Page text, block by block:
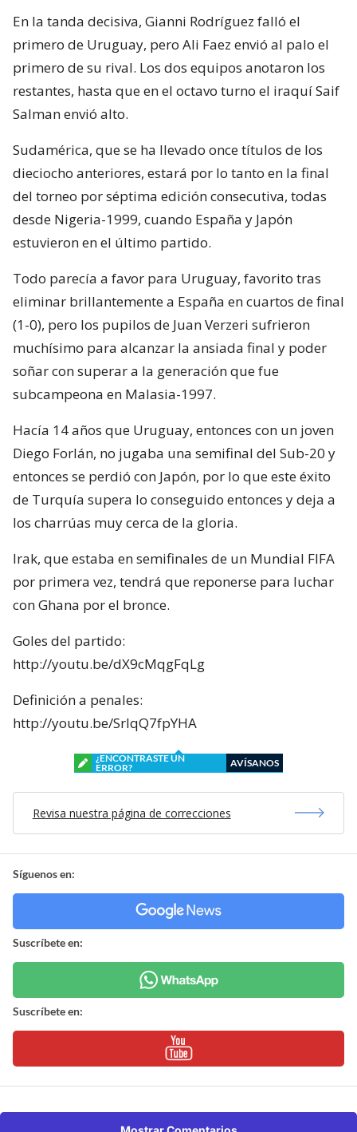
En la tanda decisiva, Gianni Rodríguez falló el
primero de Uruguay, pero Ali Faez envió al palo el
primero de su rival. Los dos equipos anotaron los
restantes, hasta que en el octavo turno el iraquí Saif
Salman envió alto.
Sudamérica, que se ha llevado once títulos de los
dieciocho anteriores, estará por lo tanto en la final
del torneo por séptima edición consecutiva, todas
desde Nigeria-1999, cuando España y Japón
estuvieron en el último partido.
Todo parecía a favor para Uruguay, favorito tras
eliminar brillantemente a España en cuartos de final
(1-0), pero los pupilos de Juan Verzeri sufrieron
muchísimo para alcanzar la ansiada final y poder
soñar con superar a la generación que fue
subcampeona en Malasia-1997.
Hacía 14 años que Uruguay, entonces con un joven
Diego Forlán, no jugaba una semifinal del Sub-20 y
entonces se perdió con Japón, por lo que este éxito
de Turquía supera lo conseguido entonces y deja a
los charrúas muy cerca de la gloria.
Irak, que estaba en semifinales de un Mundial FIFA
por primera vez, tendrá que reponerse para luchar
con Ghana por el bronce.
Goles del partido:
http://youtu.be/dX9cMqgFqLg
Definición a penales:
http://youtu.be/SrIqQ7fpYHA
¿ENCONTRASTE UN
ERROR?
AVÍSANOS
Revisa nuestra página de correcciones
Síguenos en:
Suscríbete en:
Suscríbete en: